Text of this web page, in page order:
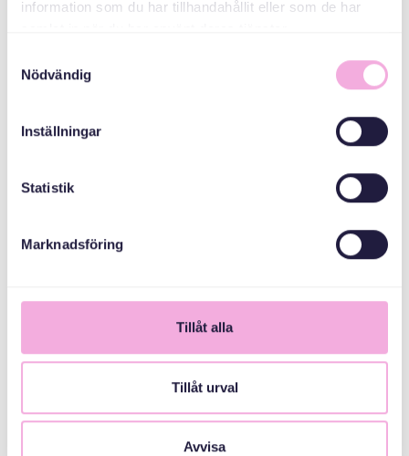
information som du har tillhandahållit eller som de har
Nödvändig
Inställningar
Statistik
Marknadsföring
Tillåt alla
Tillåt urval
Avvisa